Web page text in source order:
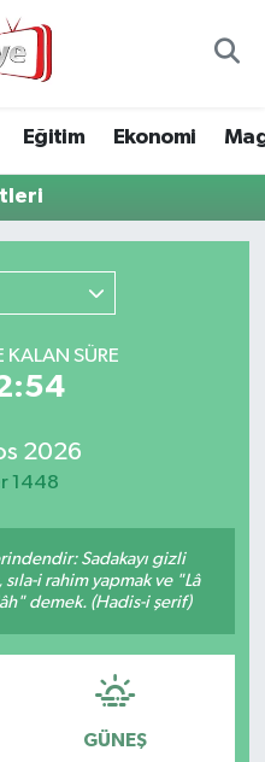
Eğitim Ekonomi
KALAN SÜRE
2026
1448
Sadakayı gizli
i rahim yapmak ve "Lâ
demek. (Hadis-i şerif)
GÜNEŞ
Haritası